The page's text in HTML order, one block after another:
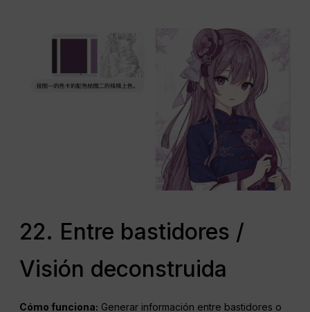
22. Entre bastidores /
Visión deconstruida
Cómo funciona: Generar información entre bastidores o